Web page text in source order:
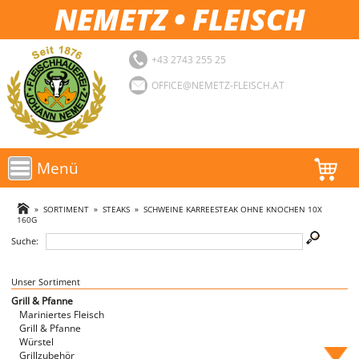
NEMETZ • FLEISCH
+43 2743 255 25
OFFICE@NEMETZ-FLEISCH.AT
Menü
AKTIONEN
SORTIMENT
FAVORITEN
» SORTIMENT» STEAKS» SCHWEINE KARREESTEAK OHNE KNOCHEN 10X
160G
Suche:
Unser Sortiment
Grill & Pfanne
Mariniertes Fleisch
Grill & Pfanne
Würstel
Grillzubehör